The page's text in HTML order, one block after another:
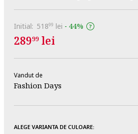
Initial: 51899 lei - 44%
28999 lei
Vandut de
Fashion Days
ALEGE VARIANTA DE CULOARE: